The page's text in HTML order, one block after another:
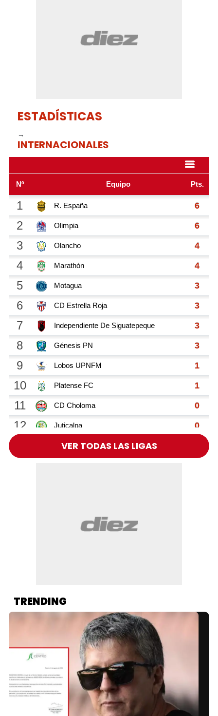
ESTADÍSTICAS
→
INTERNACIONALES
VER TODAS LAS LIGAS
TRENDING